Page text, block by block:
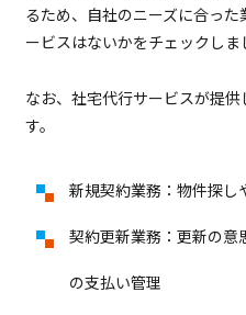
るため、自社のニーズに合っ
ービスはないかをチェックしま
なお、社宅代行サービスが提
す。
新規契約業務：物件探し
契約更新業務：更新の
の支払い管理